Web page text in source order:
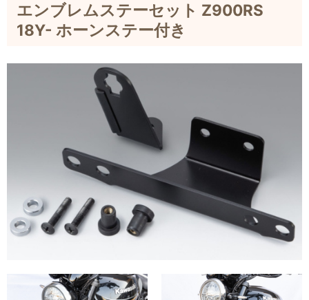
エンブレムステーセット Z900RS
18Y- ホーンステー付き